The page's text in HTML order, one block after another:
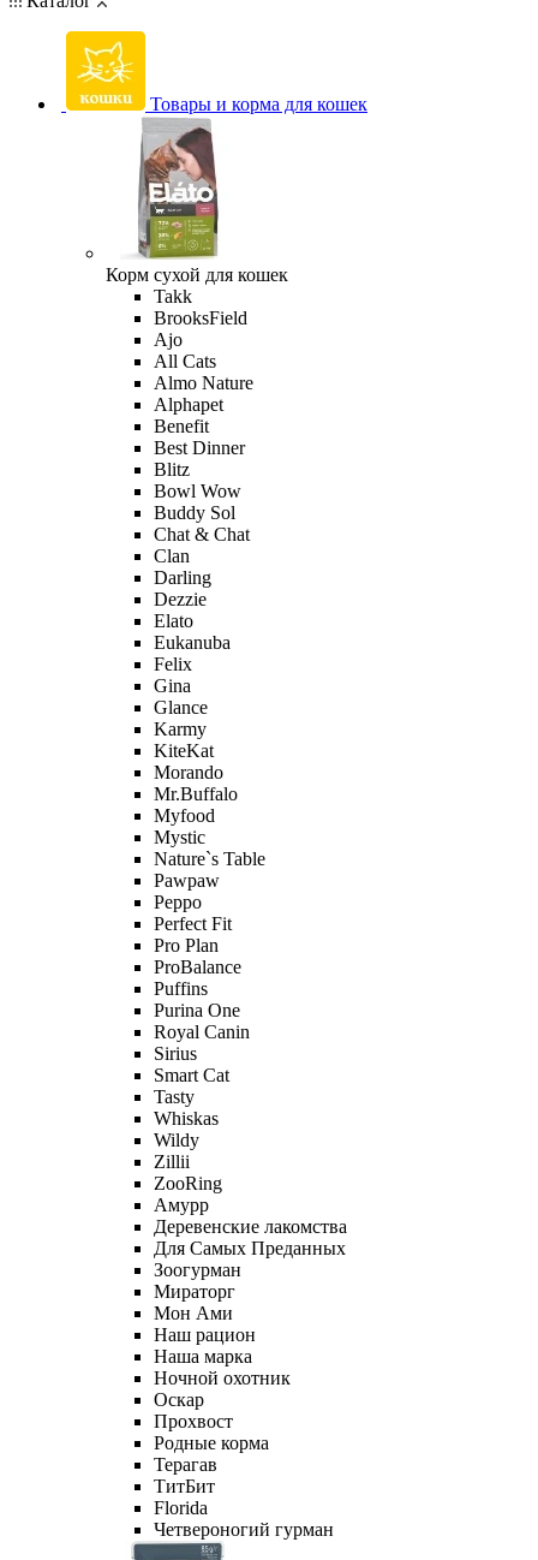
Товары и корма для кошек
Корм сухой для кошек
Takk
BrooksField
Ajo
All Cats
Almo Nature
Alphapet
Benefit
Best Dinner
Blitz
Bowl Wow
Buddy Sol
Chat & Chat
Clan
Darling
Dezzie
Elato
Eukanuba
Felix
Gina
Glance
Karmy
KiteKat
Morando
Mr.Buffalo
Myfood
Mystic
Nature`s Table
Pawpaw
Peppo
Perfect Fit
Pro Plan
ProBalance
Puffins
Purina One
Royal Canin
Sirius
Smart Cat
Tasty
Whiskas
Wildy
Zillii
ZooRing
Амурр
Деревенские лакомства
Для Самых Преданных
Зоогурман
Мираторг
Мон Ами
Наш рацион
Наша марка
Ночной охотник
Оскар
Прохвост
Родные корма
Терагав
ТитБит
Florida
Четвероногий гурман